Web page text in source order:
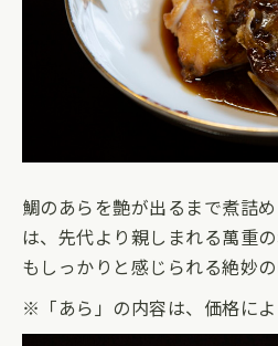
鯛のあらを艶が出るまで煮詰
は、先代より親しまれる萬重
もしっかりと感じられる絶妙の
※「あら」の内容は、価格によ